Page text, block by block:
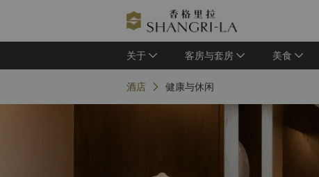
关于 客房与套房 美食
酒店 健康与休闲